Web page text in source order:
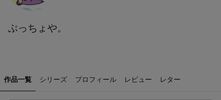
ぷっちょや。
作品一覧 シリーズ プロフィール レビュー レター